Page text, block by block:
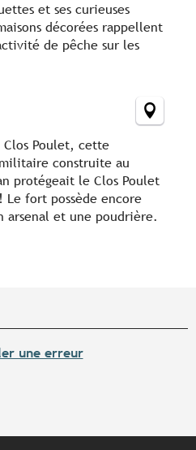
et ses curieuses
décorées rappellent
de pêche sur les
Poulet, cette
construite au
protégeait le Clos Poulet
Le fort possède encore
arsenal et une poudrière.
une erreur